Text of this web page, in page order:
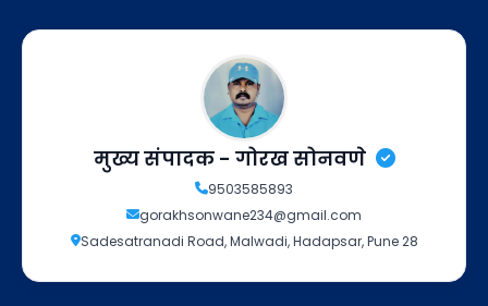
मुख्य संपादक - गोरख सोनवणे
9503585893
gorakhsonwane234@gmail.com
Sadesatranadi Road, Malwadi, Hadapsar, Pune 28